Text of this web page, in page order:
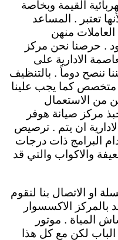
القيمة وبخاصة
تعتبر . المساعد
منهن
. حرصنا نحن مركز
الادارية على
ننصح دوماً . بالتنظيف
متخصص كما يجب علينا
من الاستعمال
مركز صيانة هوفر
ان يتم . ترصيص
البرامج ذات درجات
والاكواب والتي قد
او الاتصال بنا لنقوم
بالمركز الاكسسوار
المياة . موتور
لكن مع كل هذا